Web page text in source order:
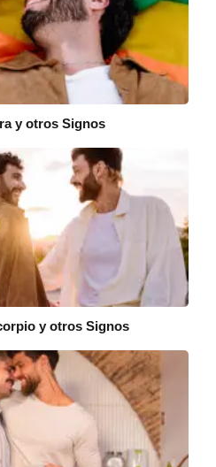
y otros Signos
y otros Signos